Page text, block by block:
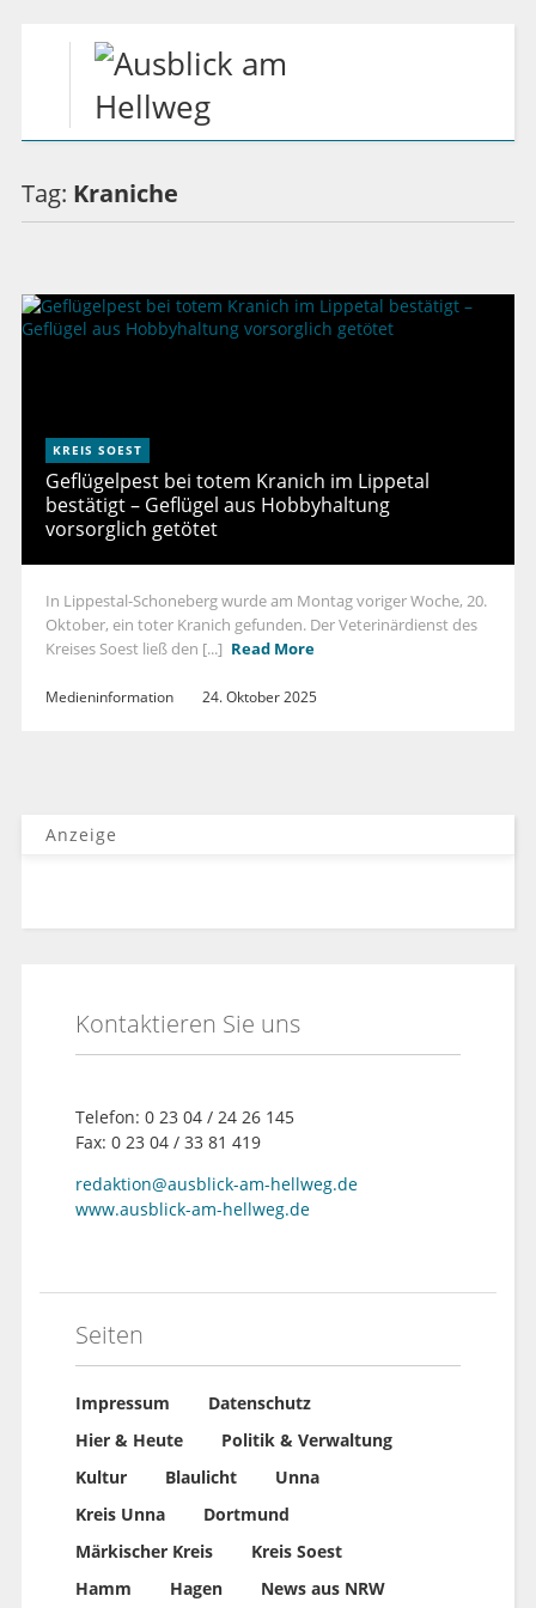
Tag: Kraniche
KREIS SOEST
Geflügelpest bei totem Kranich im Lippetal
bestätigt – Geflügel aus Hobbyhaltung
vorsorglich getötet
In Lippestal-Schoneberg wurde am Montag voriger Woche, 20.
Oktober, ein toter Kranich gefunden. Der Veterinärdienst des
Kreises Soest ließ den [...] Read More
Medieninformation 24. Oktober 2025
Anzeige
Kontaktieren Sie uns
Telefon: 0 23 04 / 24 26 145
Fax: 0 23 04 / 33 81 419
redaktion@ausblick-am-hellweg.de
www.ausblick-am-hellweg.de
Seiten
Impressum
Datenschutz
Hier & Heute
Politik & Verwaltung
Kultur
Blaulicht
Unna
Kreis Unna
Dortmund
Märkischer Kreis
Kreis Soest
Hamm
Hagen News aus NRW